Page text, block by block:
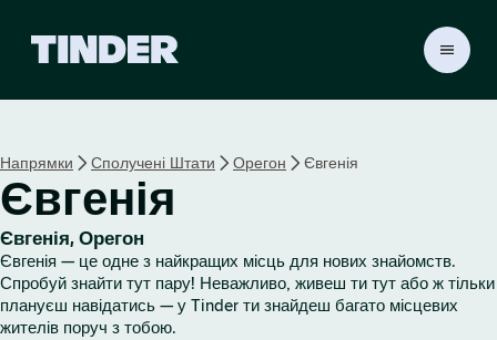
н
о
р
і
Напрямки Сполучені Штати Орегон Євгенія
Євгенія
Євгенія, Орегон
Євгенія — це одне з найкращих місць для нових знайомств.
Спробуй знайти тут пару! Неважливо, живеш ти тут або ж тільки
плануєш навідатись — у Tinder ти знайдеш багато місцевих
жителів поруч з тобою.